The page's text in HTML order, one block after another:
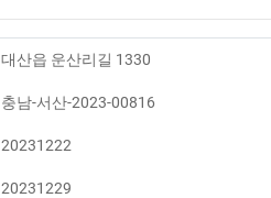
대산읍 운산리길 1330
충남-서산-2023-00816
20231222
20231229